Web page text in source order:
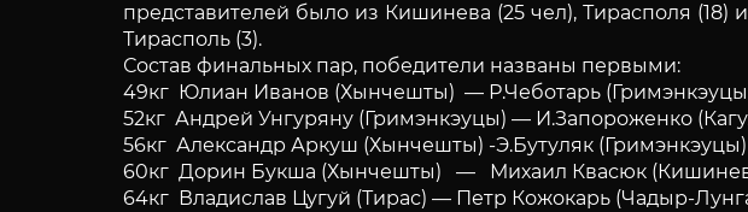
представителей было из Кишинева (25 чел), Тирасполя
Тирасполь (3).
Состав финальных пар, победители названы первыми:
49кг Юлиан Иванов (Хынчешты) — Р.Чеботарь
52кг Андрей Унгуряну (Гримэнкэуцы) — И.Запороженко
56кг Александр Аркуш (Хынчешты) -Э.Бутуляк (Гримэнкэуцы)
60кг Дорин Букша (Хынчешты) — Михаил Квасюк
64кг Владислав Цугуй (Тирас) — Петр Кожокарь (Чадыр-